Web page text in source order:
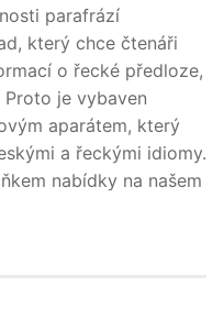
parafrází
který chce čtenáři
o řecké předloze,
je vybaven
aparátem, který
a řeckými idiomy.
nabídky na našem